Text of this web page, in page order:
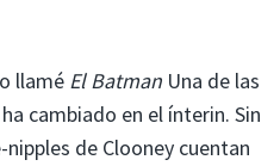
llamé El Batman Una de las
cambiado en el ínterin. Sin
de Clooney cuentan